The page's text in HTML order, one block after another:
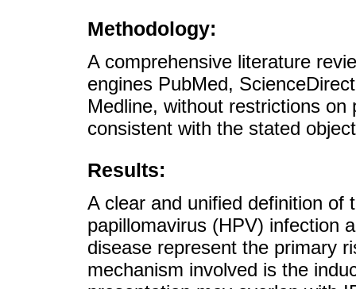
Methodology:
A comprehensive literature
engines PubMed,
Medline, without restrictions
consistent with the stated
Results:
A clear and unified definition of
papillomavirus (HPV) infection
disease represent the primary
mechanism involved is the